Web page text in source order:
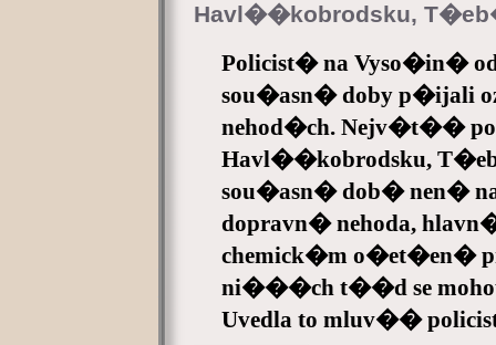
Havl��kobrodsku,
Policist� na Vyso�in�
sou�asn� doby p�ijali
nehod�ch. Nejv�t��
Havl��kobrodsku,
sou�asn� dob�
dopravn� nehoda,
chemick�m o�et�en�
ni���ch t��d se
Uvedla to mluv��